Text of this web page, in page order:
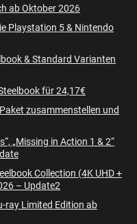
ab Oktober 2026
Playstation 5 & Nintendo
& Standard Varianten
für 24,17€
zusammenstellen und
„Missing in Action 1 & 2“
Collection (4K UHD +
– Update2
ray Limited Edition ab